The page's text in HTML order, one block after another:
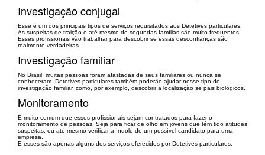
Investigação conjugal
Esse é um dos principais tipos de serviços requisitados aos Detetives particulares.
As suspeitas de traição e até mesmo de segundas famílias são muito frequentes.
Esses profissionais vão trabalhar para descobrir se essas desconfianças são
realmente verdadeiras.
Investigação familiar
No Brasil, muitas pessoas foram afastadas de seus familiares ou nunca se
conheceram. Detetives particulares também poderão ajudar nesse tipo de
investigação familiar, como, por exemplo, descobrir a localização se pais biológicos.
Monitoramento
É muito comum que esses profissionais sejam contratados para fazer o
monitoramento de pessoas. Seja para ficar de olho em jovens que têm tido atitudes
suspeitas, ou até mesmo verificar a índole de um possível candidato para uma
empresa.
E esses são apenas alguns dos serviços oferecidos por Detetives particulares.